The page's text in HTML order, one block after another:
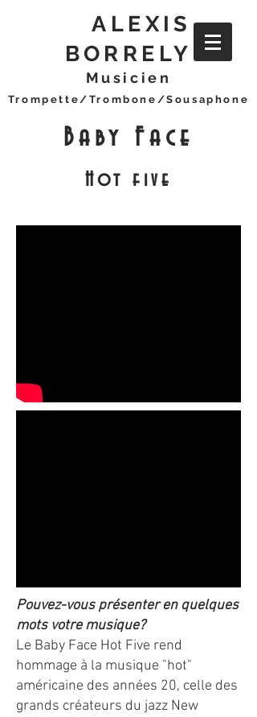
ALEXIS
BORRELY
Musicien
Trompette/Trombone/Sousaphone
Baby Face
Hot five
Pouvez-vous présenter en quelques
mots votre musique?
Le Baby Face Hot Five rend
hommage à la musique "hot"
américaine des années 20, celle des
grands créateurs du jazz New